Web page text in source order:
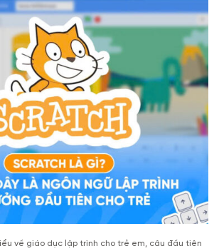
về giáo dục lập trình cho trẻ em, câu đầu tiên